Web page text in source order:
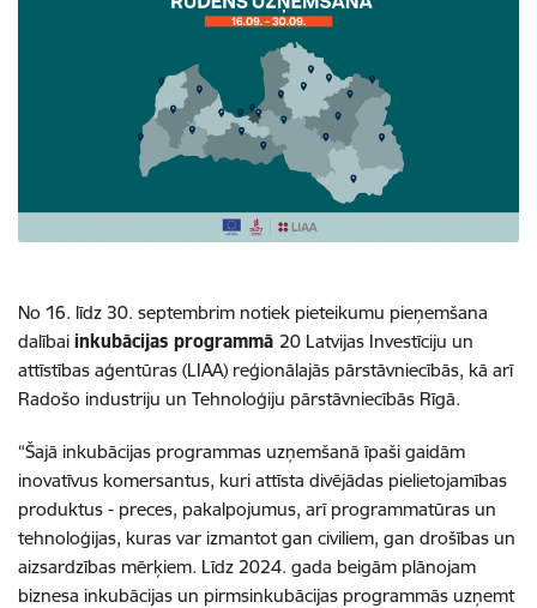
No 16. līdz 30. septembrim notiek pieteikumu pieņemšana
dalībai inkubācijas programmā 20 Latvijas Investīciju un
attīstības aģentūras (LIAA) reģionālajās pārstāvniecībās, kā arī
Radošo industriju un Tehnoloģiju pārstāvniecībās Rīgā.
“Šajā inkubācijas programmas uzņemšanā īpaši gaidām
inovatīvus komersantus, kuri attīsta divējādas pielietojamības
produktus - preces, pakalpojumus, arī programmatūras un
tehnoloģijas, kuras var izmantot gan civiliem, gan drošības un
aizsardzības mērķiem. Līdz 2024. gada beigām plānojam
biznesa inkubācijas un pirmsinkubācijas programmās uzņemt